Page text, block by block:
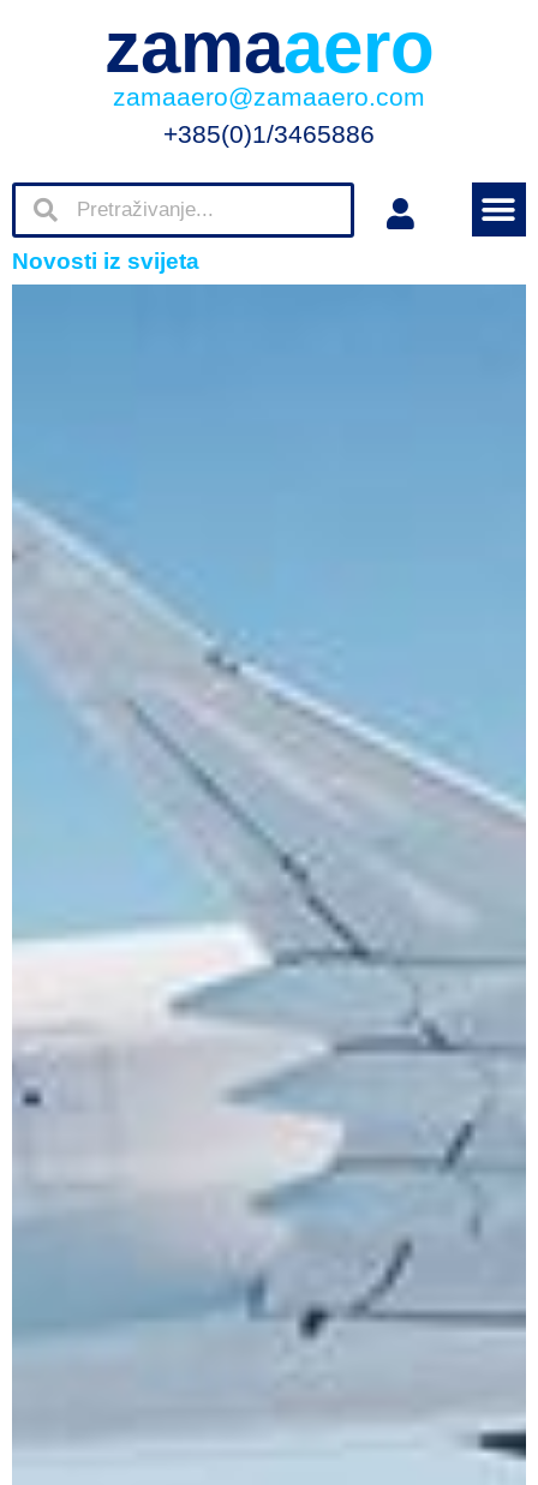
zamaaero
zamaaero@zamaaero.com
+385(0)1/3465886
Novosti iz svijeta